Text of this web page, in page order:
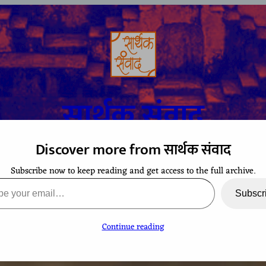
सार्थक संवाद
A space to gaze at the world from Bharatiya perspective
Discover more from सार्थक संवाद
Subscribe now to keep reading and get access to the full archive.
Continue reading